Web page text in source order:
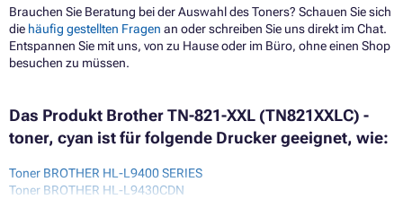
Brauchen Sie Beratung bei der Auswahl des Toners? Schauen Sie sich
die häufig gestellten Fragen an oder schreiben Sie uns direkt im Chat.
Entspannen Sie mit uns, von zu Hause oder im Büro, ohne einen Shop
besuchen zu müssen.
Das Produkt Brother TN-821-XXL (TN821XXLC) -
toner, cyan ist für folgende Drucker geeignet, wie:
Toner BROTHER HL-L9400 SERIES
Toner BROTHER HL-L9430CDN